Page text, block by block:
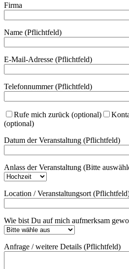
Firma
Name (Pflichtfeld)
E-Mail-Adresse (Pflichtfeld)
Telefonnummer (Pflichtfeld)
Rufe mich zurück (optional)
(optional)
Datum der Veranstaltung (Pflichtfeld)
Anlass der Veranstaltung (Bitte
Location / Veranstaltungsort
Wie bist Du auf mich aufmerksam
Anfrage / weitere Details (Pflichtfeld)